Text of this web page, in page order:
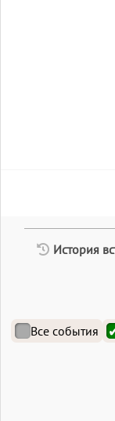
История
Все события